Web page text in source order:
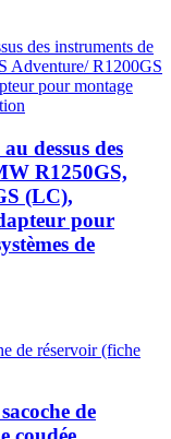
dessus des
R1250GS,
(LC),
pour
de
de